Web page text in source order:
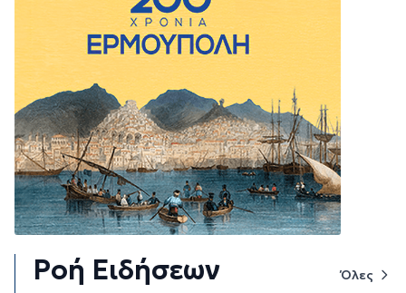
Ροή Ειδήσεων Όλες